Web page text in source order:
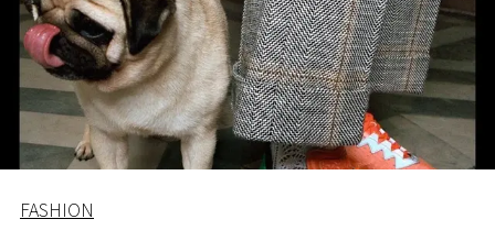
FASHION